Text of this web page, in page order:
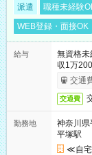
派遣 職種未経験
WEB登録・面接OK
給与
無資格
収1万
交通
交通費
勤務地
神奈川県
平塚駅
≪自宅